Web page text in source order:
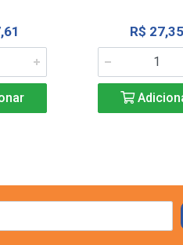
R$ 27,35